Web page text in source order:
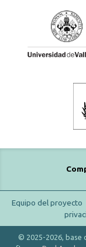
Equipo del proyecto
© 2025-2026, base